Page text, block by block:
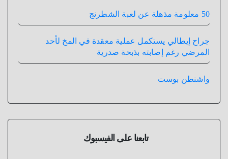
50 معلومة مذهلة عن لعبة الشطرنج
جراح إيطالي يستكمل عملية معقدة في المخ لأحد
المرضي رغم إصابته بذبحة صدرية
واشنطن بوست
تابعنا على الفيسبوك